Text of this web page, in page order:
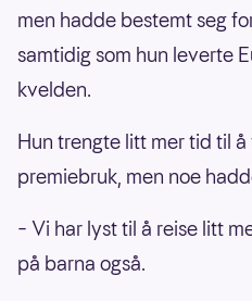
men hadde bestemt seg
samtidig som hun leverte
kvelden.
Hun trengte litt mer tid til
premiebruk, men noe
– Vi har lyst til å reise litt
på barna også.